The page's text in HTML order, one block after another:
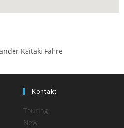
Kontakt
Touring
New